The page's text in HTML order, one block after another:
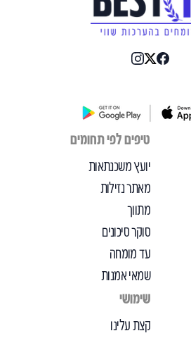
טיפים לפי תחומים
יועץ משכנתאות
מאתר נזילות
מתווך
סוקר סיכונים
עד מומחה
שמאי אמנות
שימושי
קצת עלינו